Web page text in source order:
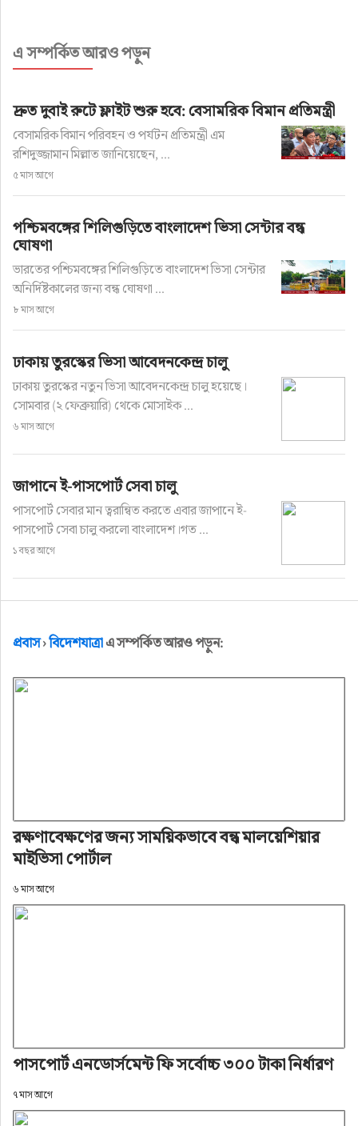
এ সম্পর্কিত আরও পড়ুন
দ্রুত দুবাই রুটে ফ্লাইট শুরু হবে: বেসামরিক বিমান প্রতিমন্ত্রী
বেসামরিক বিমান পরিবহন ও পর্যটন প্রতিমন্ত্রী এম
রশিদুজ্জামান মিল্লাত জানিয়েছেন, ...
৫ মাস আগে
পশ্চিমবঙ্গের শিলিগুড়িতে বাংলাদেশ ভিসা সেন্টার বন্ধ
ঘোষণা
ভারতের পশ্চিমবঙ্গের শিলিগুড়িতে বাংলাদেশ ভিসা সেন্টার
অনির্দিষ্টকালের জন্য বন্ধ ঘোষণা ...
৮ মাস আগে
ঢাকায় তুরস্কের ভিসা আবেদনকেন্দ্র চালু
ঢাকায় তুরস্কের নতুন ভিসা আবেদনকেন্দ্র চালু হয়েছে।
সোমবার (২ ফেব্রুয়ারি) থেকে মোসাইক ...
৬ মাস আগে
জাপানে ই-পাসপোর্ট সেবা চালু
পাসপোর্ট সেবার মান ত্বরান্বিত করতে এবার জাপানে ই-
পাসপোর্ট সেবা চালু করলো বাংলাদেশ।গত ...
১ বছর আগে
প্রবাস›বিদেশযাত্রাএ সম্পর্কিত আরও পড়ুন:
রক্ষণাবেক্ষণের জন্য সাময়িকভাবে বন্ধ মালয়েশিয়ার
মাইভিসা পোর্টাল
৬ মাস আগে
পাসপোর্ট এনডোর্সমেন্ট ফি সর্বোচ্চ ৩০০ টাকা নির্ধারণ
৭ মাস আগে